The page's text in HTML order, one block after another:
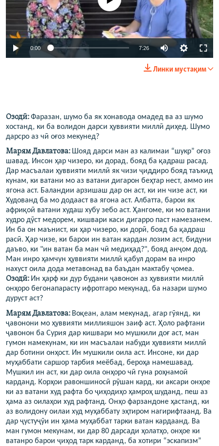
0:00 7:26
Линки мустақим
Озодӣ:Фаразан, шумо ба як хонавода омадед ва аз шумо
хостанд, ки ба волидон дарси ҳуввияти миллӣ диҳед. Шумо
дарсро аз чӣ оғоз мекунед?
Марям Давлатова: Шояд дарси ман аз калимаи “шукр” оғоз
шавад. Инсон ҳар чизеро, ки дорад, бояд ба қадраш расад.
Дар масъалаи ҳуввияти миллӣ як чизи ҷиддиро бояд таъкид
кунам, ки ватани мо аз ватани дигарон беҳтар нест, аммо ин
ягона аст. Баландии арзишаш дар он аст, ки ин чизе аст, ки
Худованд ба мо додааст ва ягона аст. Албатта, барои як
африқоӣ ватани худаш хубу зебо аст. Ҳангоме, ки мо ватани
худро дӯст медорем, кишвари каси дигарро паст намезанем.
Ин ба он маънист, ки ҳар чизеро, ки дорӣ, бояд ба қадраш
расӣ. Ҳар чизе, ки барои ин ватан кардан лозим аст, бидуни
даъво, ки "ин ватан ба ман чӣ медиҳад?", бояд анҷом дод.
Ман инро ҳамчун ҳуввияти миллӣ қабул дорам ва инро
нахуст оила дода метавонад ва баъдан мактабу ҷомеа.
Озодӣ: Ин ҳарф ки дур будани ҷавонон аз ҳуввияти миллӣ
онҳоро бегонапарасту ифротгаро мекунад, ба назари шумо
дуруст аст?
Марям Давлатова: Воқеан, алам мекунад, агар гӯянд, ки
ҷавонони мо ҳуввияти миллияшон заиф аст. Ҳоло рафтани
ҷавонон ба Сурия дар кишвари мо мушкили доғ аст, ман
гумон намекунам, ки ин масъалаи набуди ҳуввияти миллӣ
дар ботини онҳост. Ин мушкили оила аст. Инсоне, ки дар
муҳаббати саршор тарбия меёбад, бероҳа намешавад.
Мушкил ин аст, ки дар оила онҳоро чӣ гуна роҳнамоӣ
карданд. Корҳои равоншиносӣ рӯшан кард, ки аксари онҳое
ки аз ватани худ рафта бо ҷиҳодиҳо ҳамроҳ шуданд, пеш аз
ҳама аз оилаҳои худ рафтанд. Онҳо фарзандоне ҳастанд, ки
аз волидону оилаи худ муҳаббату эҳтиром нагирифтаанд. Ва
дар ҷустуҷӯи ин ҳама муҳаббат тарки ватан кардаанд. Ва
ман гумон мекунам, ки дар 80 дарсади ҳолатҳо, онҳое ки
ватанро барои ҷиҳод тарк карданд, ба хотири “эскапизм”